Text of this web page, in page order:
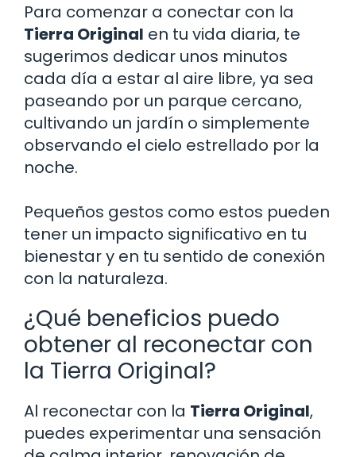
Para comenzar a conectar con la
Tierra Original en tu vida diaria, te
sugerimos dedicar unos minutos
cada día a estar al aire libre, ya sea
paseando por un parque cercano,
cultivando un jardín o simplemente
observando el cielo estrellado por la
noche.
Pequeños gestos como estos pueden
tener un impacto significativo en tu
bienestar y en tu sentido de conexión
con la naturaleza.
¿Qué beneficios puedo
obtener al reconectar con
la Tierra Original?
Al reconectar con la Tierra Original,
puedes experimentar una sensación